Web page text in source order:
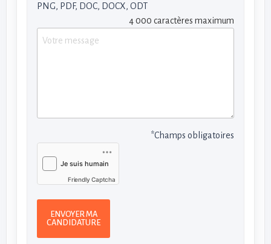
PNG, PDF, DOC, DOCX, ODT
4 000 caractères maximum
*Champs obligatoires
Friendly Captcha
ENVOYER MA
CANDIDATURE